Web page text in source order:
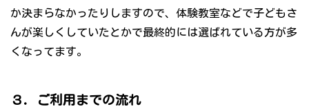
か決まらなかったりしますので、体験教室などで子どもさ
んが楽しくしていたとかで最終的には選ばれている方が多
くなってます。
３．ご利用までの流れ